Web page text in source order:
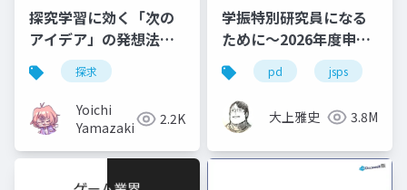
探究学習に効く「次の
アイデア」の発想法
情報エレクトロニクス
から学ぶ！
探求
Yoichi
Yamazaki
2.2K
学振特別研究員になる
ために～2026年度申請
版
pd jsps
大上雅史 3.8M